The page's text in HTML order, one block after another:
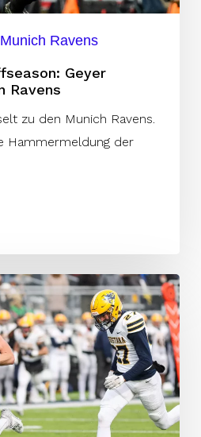
Munich Ravens
Geyer
Ravens
zu den Munich Ravens.
Hammermeldung der